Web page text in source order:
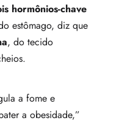
hormônios-chave
estômago, diz que
, do tecido
a fome e
a obesidade,”